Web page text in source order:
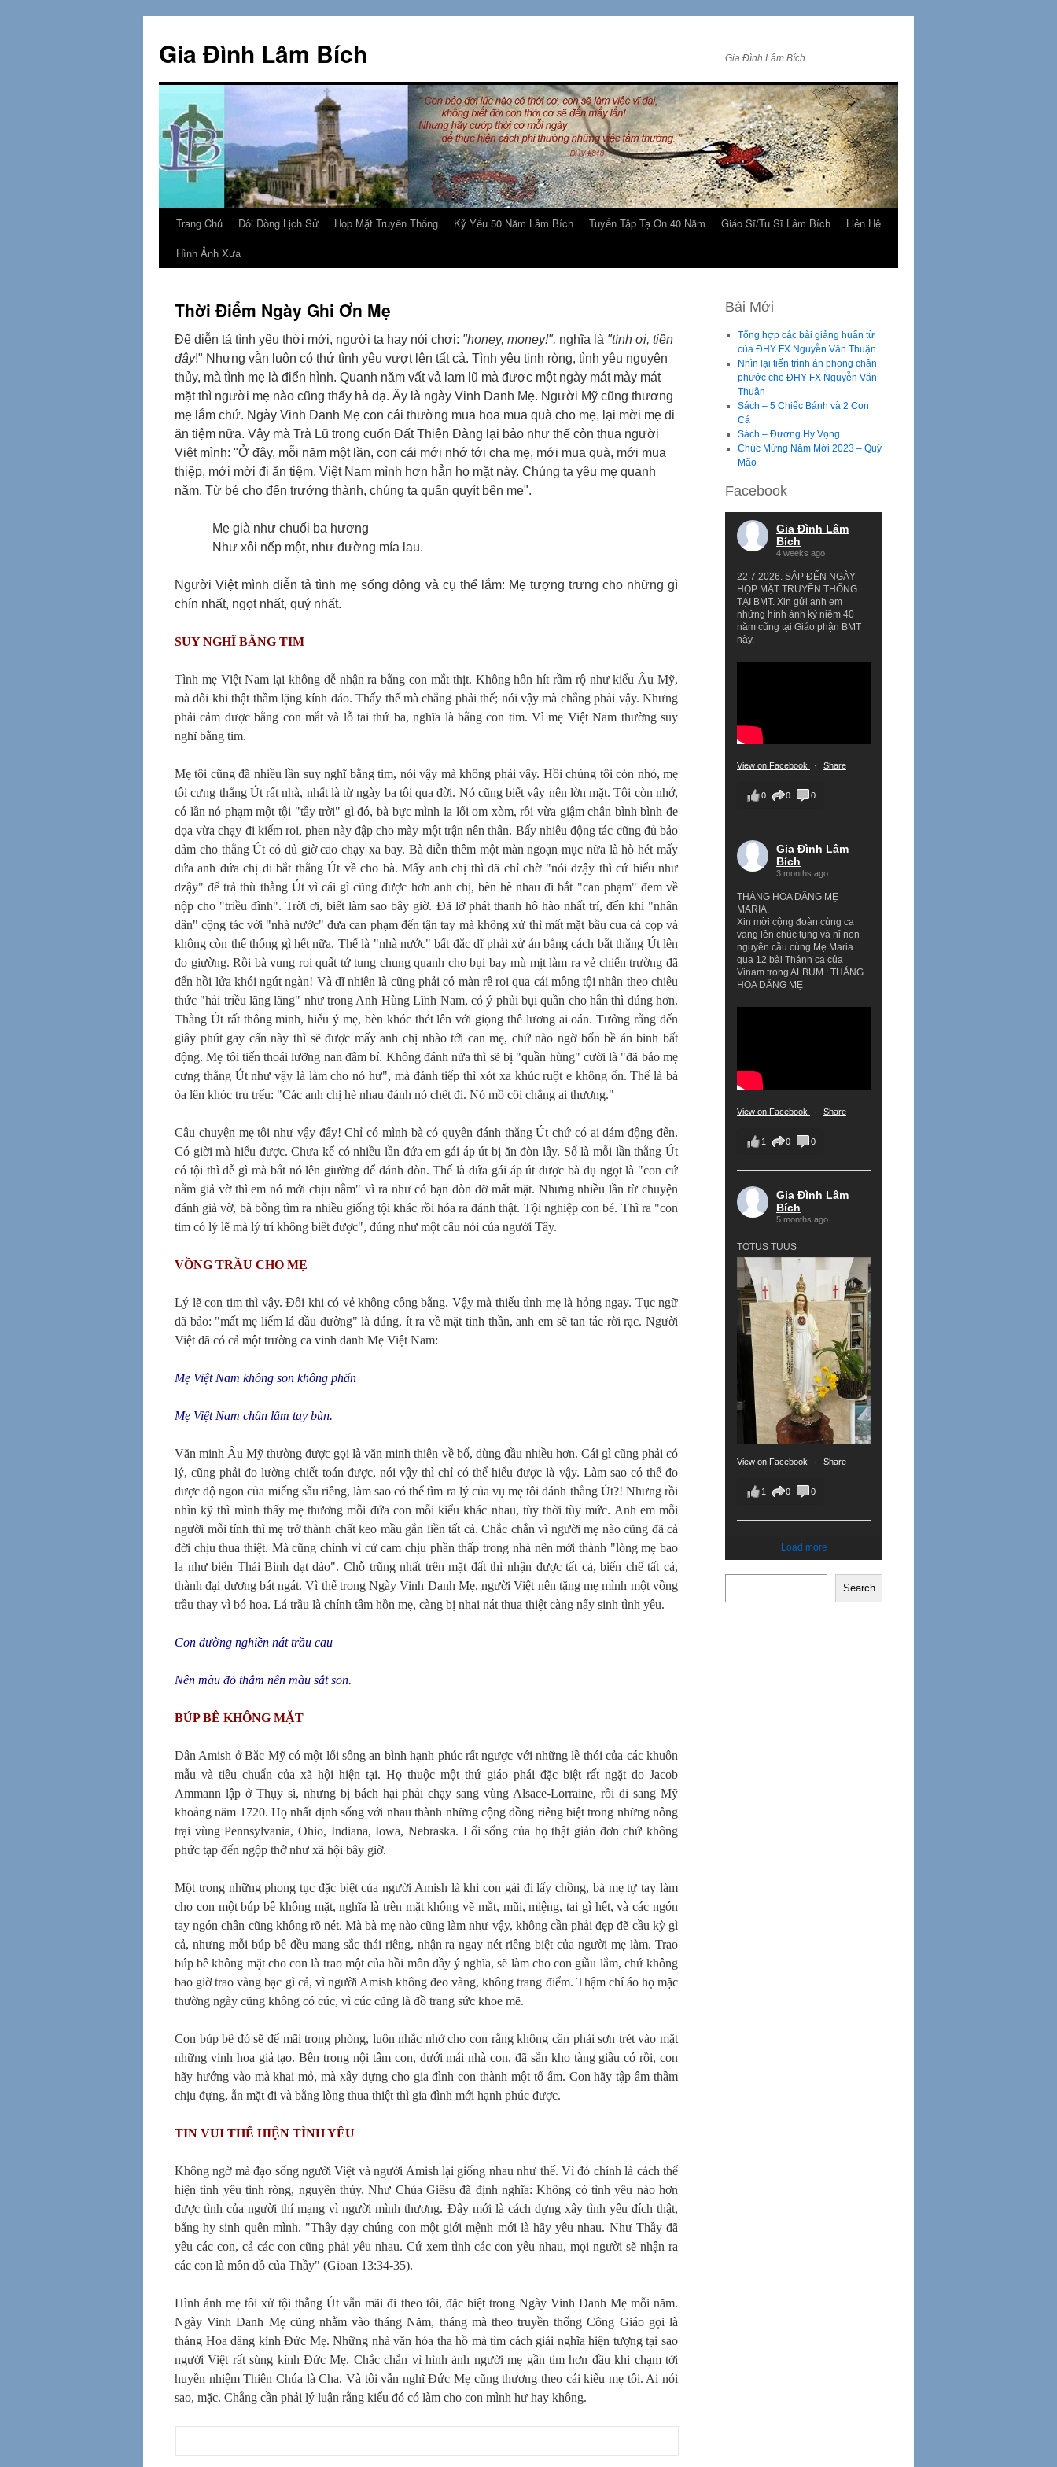
content
Gia Đình Lâm Bích Gia Đình Lâm Bích
Trang Chủ Đôi Dòng Lịch Sử Họp Mặt Truyền Thống Kỷ Yếu 50 Năm Lâm Bích Tuyển Tập Tạ Ơn 40 Năm Giáo Sĩ/Tu Sĩ Lâm Bích
Liên Hệ
Hình Ảnh Xưa
Thời Điểm Ngày Ghi Ơn Mẹ
Để diễn tả tình yêu thời mới, người ta hay nói chơi: "honey, money!", nghĩa là "tình ơi, tiền
đây!" Nhưng vẫn luôn có thứ tình yêu vượt lên tất cả. Tình yêu tinh ròng, tình yêu nguyên
thủy, mà tình mẹ là điển hình. Quanh năm vất vả lam lũ mà được một ngày mát mày mát
mặt thì người mẹ nào cũng thấy hả dạ. Ấy là ngày Vinh Danh Mẹ. Người Mỹ cũng thương
mẹ lắm chứ. Ngày Vinh Danh Mẹ con cái thường mua hoa mua quà cho mẹ, lại mời mẹ đi
ăn tiệm nữa. Vậy mà Trà Lũ trong cuốn Đất Thiên Đàng lại bảo như thế còn thua người
Việt mình: "Ở đây, mỗi năm một lần, con cái mới nhớ tới cha mẹ, mới mua quà, mới mua
thiệp, mới mời đi ăn tiệm. Việt Nam mình hơn hẳn họ mặt này. Chúng ta yêu mẹ quanh
năm. Từ bé cho đến trưởng thành, chúng ta quấn quyít bên mẹ".
Mẹ già như chuối ba hương
Như xôi nếp một, như đường mía lau.
Người Việt mình diễn tả tình mẹ sống động và cụ thể lắm: Mẹ tượng trưng cho những gì
chín nhất, ngọt nhất, quý nhất.
SUY NGHĨ BẰNG TIM
Tình mẹ Việt Nam lại không dễ nhận ra bằng con mắt thịt. Không hôn hít rầm rộ như kiểu Âu Mỹ,
mà đôi khi thật thầm lặng kính đáo. Thấy thế mà chẳng phải thế; nói vậy mà chẳng phải vậy. Nhưng
phải cảm được bằng con mắt và lỗ tai thứ ba, nghĩa là bằng con tim. Vì mẹ Việt Nam thường suy
nghĩ bằng tim.
Mẹ tôi cũng đã nhiều lần suy nghĩ bằng tim, nói vậy mà không phải vậy. Hồi chúng tôi còn nhỏ, mẹ
tôi cưng thằng Út rất nhà, nhất là từ ngày ba tôi qua đời. Nó cũng biết vậy nên lờn mặt. Tôi còn nhớ,
có lần nó phạm một tội "tầy trời" gì đó, bà bực mình la lối om xòm, rồi vừa giậm chân bình bình đe
dọa vừa chạy đi kiếm roi, phen này đập cho mày một trận nên thân. Bấy nhiêu động tác cũng đủ bảo
đảm cho thằng Út có đủ giờ cao chạy xa bay. Bà diễn thêm một màn ngoạn mục nữa là hò hét mấy
đứa anh đứa chị đi bắt thằng Út về cho bà. Mấy anh chị thì đã chỉ chờ "nói dzậy thì cứ hiểu như
dzậy" để trả thù thằng Út vì cái gì cũng được hơn anh chị, bèn hè nhau đi bắt "can phạm" đem về
nộp cho "triều đình". Trời ơi, biết làm sao bây giờ. Đã lỡ phát thanh hô hào nhất trí, đến khi "nhân
dân" cộng tác với "nhà nước" đưa can phạm đến tận tay mà không xử thì mất mặt bầu cua cá cọp và
không còn thể thống gì hết nữa. Thế là "nhà nước" bất đắc dĩ phải xử án bằng cách bắt thằng Út lên
đo giường. Rồi bà vung roi quất tứ tung chung quanh cho bụi bay mù mịt làm ra vẻ chiến trường đã
đến hồi lửa khói ngút ngàn! Và dĩ nhiên là cũng phải có màn rê roi qua cái mông tội nhân theo chiêu
thức "hải triều lãng lãng" như trong Anh Hùng Lĩnh Nam, có ý phủi bụi quần cho hắn thì đúng hơn.
Thằng Út rất thông minh, hiểu ý mẹ, bèn khóc thét lên với giọng thê lương ai oán. Tưởng rằng đến
giây phút gay cấn này thì sẽ được mấy anh chị nhào tới can mẹ, chứ nào ngờ bốn bề án binh bất
động. Mẹ tôi tiến thoái lưỡng nan đâm bí. Không đánh nữa thì sẽ bị "quần hùng" cười là "đã bảo mẹ
cưng thằng Út như vậy là làm cho nó hư", mà đánh tiếp thì xót xa khúc ruột e không ổn. Thế là bà
òa lên khóc tru trếu: "Các anh chị hè nhau đánh nó chết đi. Nó mồ côi chẳng ai thương."
Câu chuyện mẹ tôi như vậy đấy! Chỉ có mình bà có quyền đánh thằng Út chứ có ai dám động đến.
Có giời mà hiểu được. Chưa kể có nhiều lần đứa em gái áp út bị ăn đòn lây. Số là mỗi lần thằng Út
có tội thì dễ gì mà bắt nó lên giường để đánh đòn. Thế là đứa gái áp út được bà dụ ngọt là "con cứ
nằm giả vờ thì em nó mới chịu nằm" vì ra như có bạn đòn đỡ mất mặt. Nhưng nhiều lần từ chuyện
đánh giả vờ, bà bỗng tìm ra nhiều giống tội khác rồi hóa ra đánh thật. Tội nghiệp con bé. Thì ra "con
tim có lý lẽ mà lý trí không biết được", đúng như một câu nói của người Tây.
VỒNG TRẦU CHO MẸ
Lý lẽ con tim thì vậy. Đôi khi có vẻ không công bằng. Vậy mà thiếu tình mẹ là hỏng ngay. Tục ngữ
đã bảo: "mất mẹ liếm lá đầu đường" là đúng, ít ra về mặt tinh thần, anh em sẽ tan tác rời rạc. Người
Việt đã có cả một trường ca vinh danh Mẹ Việt Nam:
Mẹ Việt Nam không son không phấn
Mẹ Việt Nam chân lấm tay bùn.
Văn minh Âu Mỹ thường được gọi là văn minh thiên về bố, dùng đầu nhiều hơn. Cái gì cũng phải có
lý, cũng phải đo lường chiết toán được, nói vậy thì chỉ có thể hiểu được là vậy. Làm sao có thể đo
được độ ngon của miếng sầu riêng, làm sao có thể tìm ra lý của vụ mẹ tôi đánh thằng Út?! Nhưng rồi
nhìn kỹ thì mình thấy mẹ thương mỗi đứa con mỗi kiểu khác nhau, tùy thời tùy mức. Anh em mỗi
người mỗi tính thì mẹ trở thành chất keo mầu gắn liền tất cả. Chắc chắn vì người mẹ nào cũng đã cả
đời chịu thua thiệt. Mà cũng chính vì cứ cam chịu phần thấp trong nhà nên mới thành "lòng mẹ bao
la như biển Thái Bình dạt dào". Chỗ trũng nhất trên mặt đất thì nhận được tất cả, biến chế tất cả,
thành đại dương bát ngát. Vì thế trong Ngày Vinh Danh Mẹ, người Việt nên tặng mẹ mình một vồng
trầu thay vì bó hoa. Lá trầu là chính tâm hồn mẹ, càng bị nhai nát thua thiệt càng nẩy sinh tình yêu.
Con đường nghiền nát trầu cau
Nên màu đỏ thắm nên màu sắt son.
BÚP BÊ KHÔNG MẶT
Dân Amish ở Bắc Mỹ có một lối sống an bình hạnh phúc rất ngược với những lề thói của các khuôn
mẫu và tiêu chuẩn của xã hội hiện tại. Họ thuộc một thứ giáo phái đặc biệt rất ngặt do Jacob
Ammann lập ở Thụy sĩ, nhưng bị bách hại phải chạy sang vùng Alsace-Lorraine, rồi di sang Mỹ
khoảng năm 1720. Họ nhất định sống với nhau thành những cộng đồng riêng biệt trong những nông
trại vùng Pennsylvania, Ohio, Indiana, Iowa, Nebraska. Lối sống của họ thật giản đơn chứ không
phức tạp đến ngộp thở như xã hội bây giờ.
Một trong những phong tục đặc biệt của người Amish là khi con gái đi lấy chồng, bà mẹ tự tay làm
cho con một búp bê không mặt, nghĩa là trên mặt không vẽ mắt, mũi, miệng, tai gì hết, và các ngón
tay ngón chân cũng không rõ nét. Mà bà mẹ nào cũng làm như vậy, không cần phải đẹp đẽ cầu kỳ gì
cả, nhưng mỗi búp bê đều mang sắc thái riêng, nhận ra ngay nét riêng biệt của người mẹ làm. Trao
búp bê không mặt cho con là trao một của hồi môn đầy ý nghĩa, sẽ làm cho con giầu lắm, chứ không
bao giờ trao vàng bạc gì cả, vì người Amish không đeo vàng, không trang điểm. Thậm chí áo họ mặc
thường ngày cũng không có cúc, vì cúc cũng là đồ trang sức khoe mẽ.
Con búp bê đó sẽ để mãi trong phòng, luôn nhắc nhở cho con rằng không cần phải sơn trét vào mặt
những vinh hoa giả tạo. Bên trong nội tâm con, dưới mái nhà con, đã sẵn kho tàng giầu có rồi, con
hãy hướng vào mà khai mỏ, mà xây dựng cho gia đình con thành một tổ ấm. Con hãy tập âm thầm
chịu đựng, ẫn mặt đi và bằng lòng thua thiệt thì gia đình mới hạnh phúc được.
TIN VUI THỂ HIỆN TÌNH YÊU
Không ngờ mà đạo sống người Việt và người Amish lại giống nhau như thế. Vì đó chính là cách thể
hiện tình yêu tinh ròng, nguyên thủy. Như Chúa Giêsu đã định nghĩa: Không có tình yêu nào hơn
được tình của người thí mạng vì người mình thương. Đây mới là cách dựng xây tình yêu đích thật,
bằng hy sinh quên mình. "Thầy dạy chúng con một giới mệnh mới là hãy yêu nhau. Như Thầy đã
yêu các con, cả các con cũng phải yêu nhau. Cứ xem tình các con yêu nhau, mọi người sẽ nhận ra
các con là môn đồ của Thầy" (Gioan 13:34-35).
Hình ảnh mẹ tôi xử tội thằng Út vẫn mãi đi theo tôi, đặc biệt trong Ngày Vinh Danh Mẹ mỗi năm.
Ngày Vinh Danh Mẹ cũng nhằm vào tháng Năm, tháng mà theo truyền thống Công Giáo gọi là
tháng Hoa dâng kính Đức Mẹ. Những nhà văn hóa tha hồ mà tìm cách giải nghĩa hiện tượng tại sao
người Việt rất sùng kính Đức Mẹ. Chắc chắn vì hình ảnh người mẹ gần tim hơn đầu khi chạm tới
huyền nhiệm Thiên Chúa là Cha. Và tôi vẫn nghĩ Đức Mẹ cũng thương theo cái kiểu mẹ tôi. Ai nói
sao, mặc. Chẳng cần phải lý luận rằng kiểu đó có làm cho con mình hư hay không.
Bài Mới
Tổng hợp các bài giảng huấn từ
của ĐHY FX Nguyễn Văn Thuận
Nhìn lại tiến trình án phong chân
phước cho ĐHY FX Nguyễn Văn
Thuận
Sách – 5 Chiếc Bánh và 2 Con
Cá
Sách – Đường Hy Vọng
Chúc Mừng Năm Mới 2023 – Quý
Mão
Facebook
Gia Đình Lâm
Bích
4 weeks ago
22.7.2026. SẮP ĐẾN NGÀY
HỌP MẶT TRUYỀN THỐNG
TẠI BMT. Xin gửi anh em
những hình ảnh kỷ niệm 40
năm cũng tại Giáo phận BMT
này.
View on Facebook · Share
0 0 0
Gia Đình Lâm
Bích
3 months ago
THÁNG HOA DÂNG MẸ
MARIA.
Xin mời cộng đoàn cùng ca
vang lên chúc tụng và nỉ non
nguyện cầu cùng Mẹ Maria
qua 12 bài Thánh ca của
Vinam trong ALBUM : THÁNG
HOA DÂNG MẸ
View on Facebook · Share
1 0 0
Gia Đình Lâm
Bích
5 months ago
TOTUS TUUS
View on Facebook · Share
1 0 0
Load more
Search